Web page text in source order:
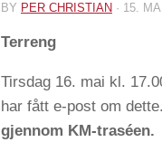
BY PER CHRISTIAN · 15.
Terreng
Tirsdag 16. mai kl.
har fått e-post om
gjennom KM-traséen.